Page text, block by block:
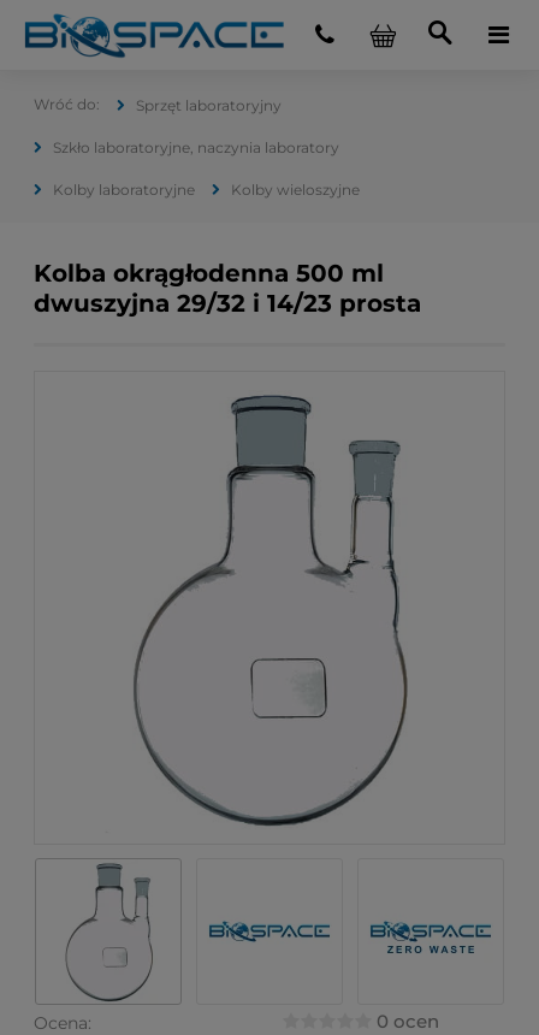
Sprzęt laboratoryjny
Szkło laboratoryjne, naczynia laboratory
Kolby laboratoryjne Kolby wieloszyjne
Kolba okrągłodenna 500 ml
dwuszyjna 29/32 i 14/23 prosta
Ocena: 0 ocen